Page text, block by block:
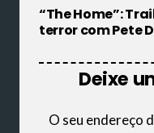
“The Home”:
terror com Pete
Deixe
O seu endereço